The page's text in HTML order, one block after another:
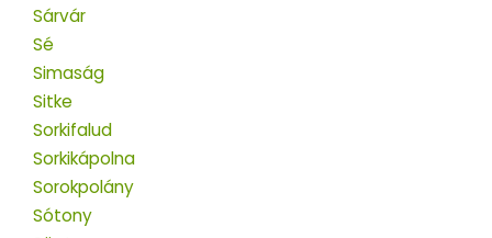
Sárvár
Sé
Simaság
Sitke
Sorkifalud
Sorkikápolna
Sorokpolány
Sótony